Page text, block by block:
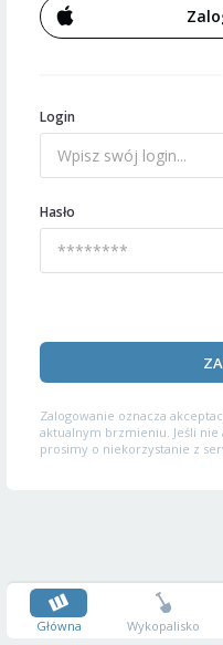
Login
Hasło
Zalogowanie oznacza
aktualnym brzmieniu. Jeśli nie
prosimy o niekorzystanie z
Główna Wykopalisko